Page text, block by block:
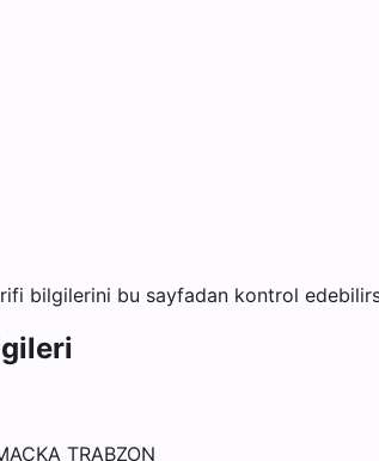
bilgilerini bu sayfadan kontrol
TRABZON